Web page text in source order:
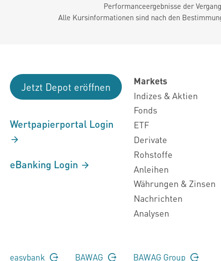
Performanceergebnisse der
Alle Kursinformationen sind nach den
Jetzt Depot eröffnen
Wertpapierportal Login
eBanking Login
Markets
Indizes & Aktien
Fonds
ETF
Derivate
Rohstoffe
Anleihen
Währungen & Zinsen
Nachrichten
Analysen
easybank BAWAG BAWAG Group